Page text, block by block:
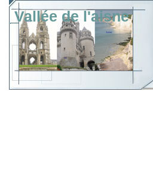
Vallée de l'aisne